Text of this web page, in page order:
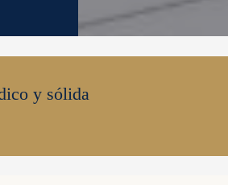
y sólida